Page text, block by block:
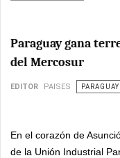
Paraguay gana
del Mercosur
EDITOR PAISES PARAGUAY
En el corazón de
de la Unión Industrial